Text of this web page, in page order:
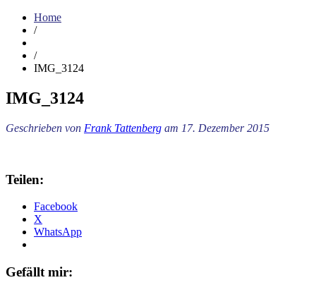
Home
/
/
IMG_3124
IMG_3124
Geschrieben von Frank Tattenberg am 17. Dezember 2015
Teilen:
Facebook
X
WhatsApp
Gefällt mir: